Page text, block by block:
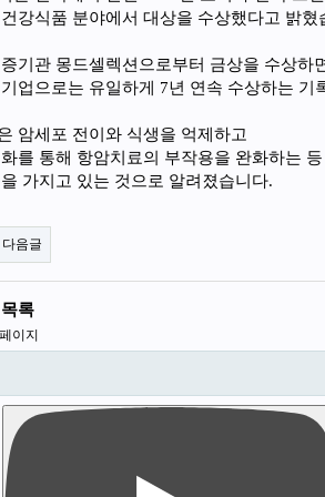
강식품 분야에서 대상을 수상했다고 밝혔
기관 몽드셀렉션으로부터 금상을 수상하
업으로는 유일하게
7년 연속 수상하는 기
암세포 전이와 식생을 억제하고
를 통해 항암치료의 부작용을 완화하는 등
가지고 있는 것으로 알려졌습니다.
다음글
록
이지